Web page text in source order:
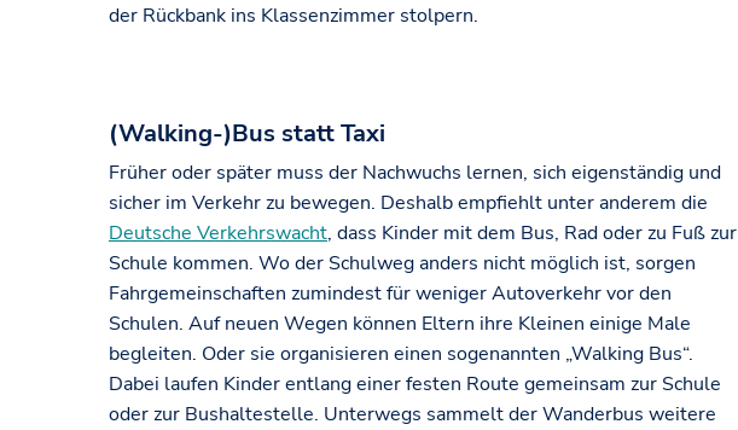
der Rückbank ins Klassenzimmer stolpern.
(Walking-)Bus statt Taxi
Früher oder später muss der Nachwuchs lernen, sich eigenständig und
sicher im Verkehr zu bewegen. Deshalb empfiehlt unter anderem die
Deutsche Verkehrswacht, dass Kinder mit dem Bus, Rad oder zu Fuß zur
Schule kommen. Wo der Schulweg anders nicht möglich ist, sorgen
Fahrgemeinschaften zumindest für weniger Autoverkehr vor den
Schulen. Auf neuen Wegen können Eltern ihre Kleinen einige Male
begleiten. Oder sie organisieren einen sogenannten „Walking Bus“.
Dabei laufen Kinder entlang einer festen Route gemeinsam zur Schule
oder zur Bushaltestelle. Unterwegs sammelt der Wanderbus weitere